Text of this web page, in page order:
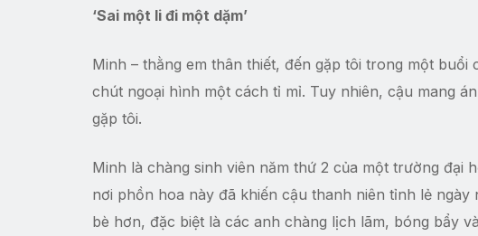
‘Sai một li đi một dặm’
Minh – thằng em thân thiết, đến gặp tôi trong một
chút ngoại hình một cách tỉ mỉ. Tuy nhiên, cậu mang
gặp tôi.
Minh là chàng sinh viên năm thứ 2 của một trường đại
nơi phồn hoa này đã khiến cậu thanh niên tỉnh lẻ
bè hơn, đặc biệt là các anh chàng lịch lãm, bóng bẩy